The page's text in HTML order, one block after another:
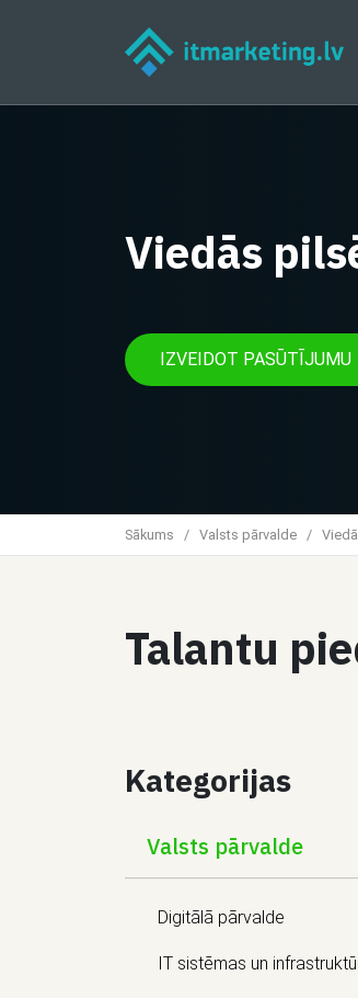
Viedās
IZVEIDOT PASŪTĪJUMU
Sākums / Valsts pārvalde /
Talantu
Kategorijas
Valsts pārvalde
Digitālā pārvalde
IT sistēmas un